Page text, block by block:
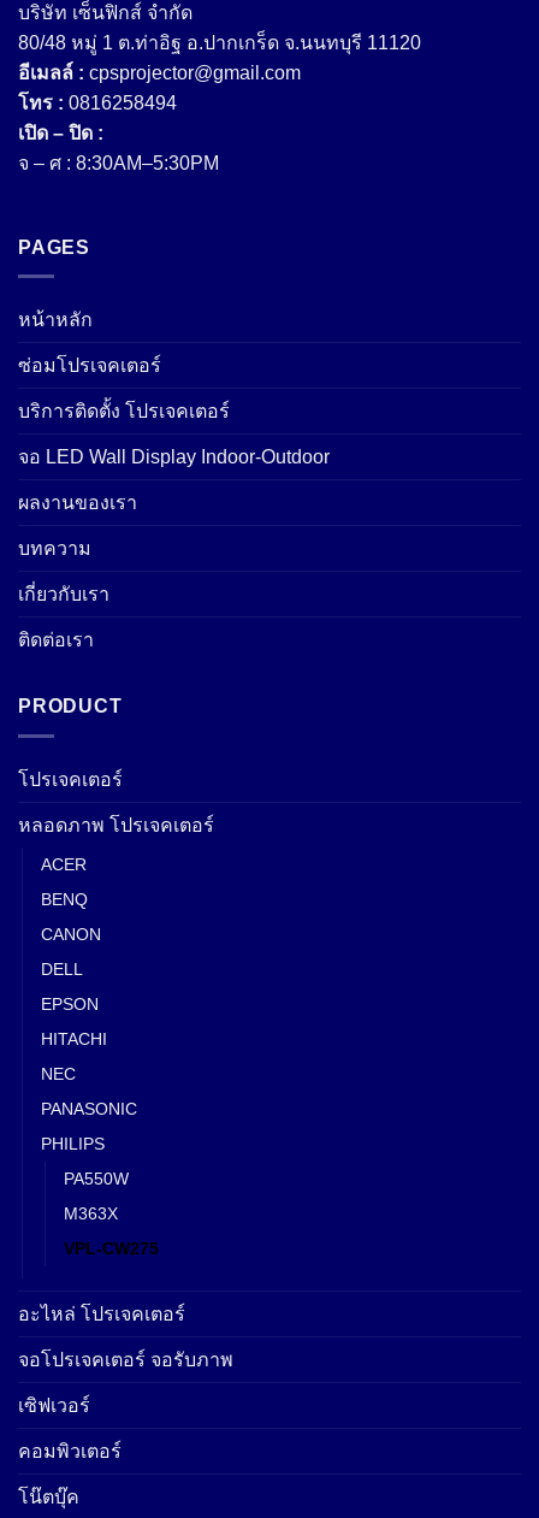
บริษัท เซ็นฟิกส์ จํากัด
80/48 หมู่ 1 ต.ท่าอิฐ อ.ปากเกร็ด จ.นนทบุรี 11120
อีเมลล์ : cpsprojector@gmail.com
โทร : 0816258494
เปิด – ปิด :
จ – ศ : 8:30AM–5:30PM
PAGES
หน้าหลัก
ซ่อมโปรเจคเตอร์
บริการติดตั้ง โปรเจคเตอร์
จอ LED Wall Display Indoor-Outdoor
ผลงานของเรา
บทความ
เกี่ยวกับเรา
ติดต่อเรา
PRODUCT
โปรเจคเตอร์
หลอดภาพ โปรเจคเตอร์
ACER
BENQ
CANON
DELL
EPSON
HITACHI
NEC
PANASONIC
PHILIPS
PA550W
M363X
VPL-CW275
อะไหล่ โปรเจคเตอร์
จอโปรเจคเตอร์ จอรับภาพ
เซิฟเวอร์
คอมพิวเตอร์
โน๊ตบุ๊ค